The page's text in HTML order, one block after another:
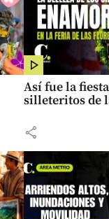
Así fue la
silleteritos de
share